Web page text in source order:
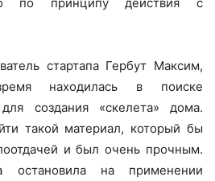
стартапа Гербут Максим,
находилась в поиске
создания «скелета» дома.
такой материал, который бы
и был очень прочным.
остановила на применении